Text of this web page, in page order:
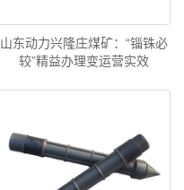
山东动力兴隆庄煤矿：“锱铢必
较”精益办理变运营实效